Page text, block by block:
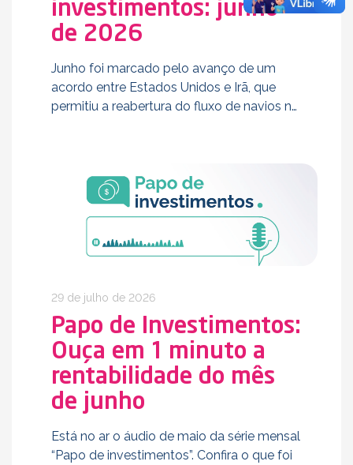
investimentos: junho
de 2026
Junho foi marcado pelo avanço de um
acordo entre Estados Unidos e Irã, que
permitiu a reabertura do fluxo de navios no
29 de julho de 2026
Papo de Investimentos:
Ouça em 1 minuto a
rentabilidade do mês
de junho
Está no ar o áudio de maio da série mensal
“Papo de investimentos”. Confira o que foi